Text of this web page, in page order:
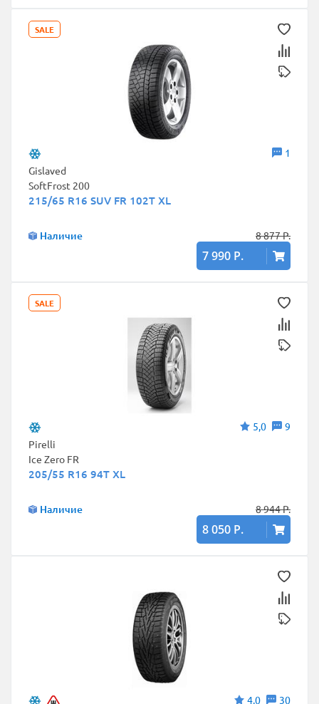
SALE
1
Gislaved
SoftFrost 200
215/65 R16 SUV FR 102T XL
Наличие 8 877 Р.
7 990 Р.
SALE
5,0
9
Pirelli
Ice Zero FR
205/55 R16 94T XL
Наличие 8 944 Р.
8 050 Р.
4,0 30